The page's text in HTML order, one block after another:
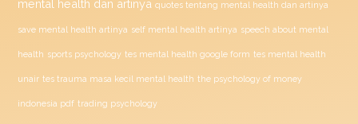
mental health dan artinya quotes tentang mental health dan artinya
save mental health artinya self mental health artinya speech about mental
health sports psychology tes mental health google form tes mental health
unair tes trauma masa kecil mental health the psychology of money
indonesia pdf trading psychology